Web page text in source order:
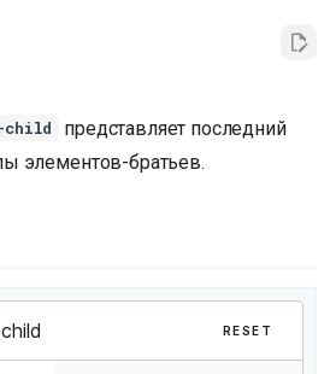
представляет последний
элементов-братьев.